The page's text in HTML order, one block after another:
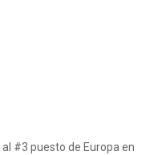
#3 puesto de Europa en